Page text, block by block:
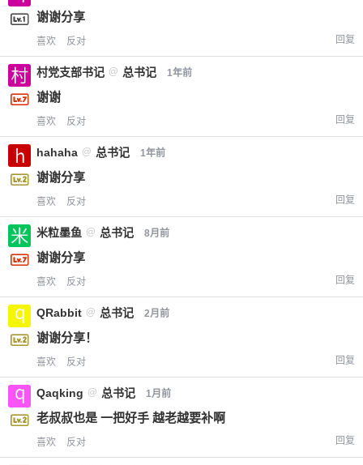
谢谢分享
喜欢 反对 回复
村党支部书记 @ 总书记 1年前
谢谢
喜欢 反对 回复
hahaha @ 总书记 1年前
谢谢分享
喜欢 反对 回复
米粒墨鱼 @ 总书记 8月前
谢谢分享
喜欢 反对 回复
QRabbit @ 总书记 2月前
谢谢分享！
喜欢 反对 回复
Qaqking @ 总书记 1月前
老叔叔也是 一把好手 越老越要补啊
喜欢 反对 回复